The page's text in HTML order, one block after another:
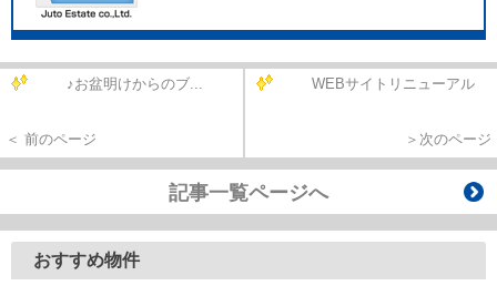
♪お盆明けからのブ...
＜ 前のページ
WEBサイトリニューアル
＞次のページ
記事一覧ページへ
おすすめ物件